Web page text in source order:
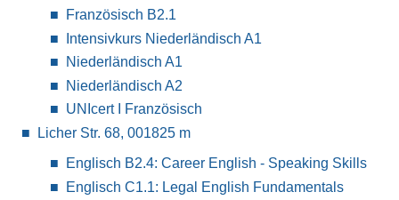
Französisch B2.1
Intensivkurs Niederländisch A1
Niederländisch A1
Niederländisch A2
UNIcert I Französisch
Licher Str. 68, 001825 m
Englisch B2.4: Career English - Speaking Skills
Englisch C1.1: Legal English Fundamentals